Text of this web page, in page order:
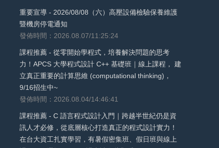
重要宣導 - 2026/08/08（六）高壓設備檢驗保養維護
暨機房停電通知
發佈時間：2026.08.07/11:25:24
課程推薦 - 從零開始學程式，培養解決問題的思考
力！APCS 大學程式設計 C++ 基礎班｜線上課程， 建
立真正重要的計算思維 (computational thinking)，
9/16招生中~
發佈時間：2026.08.04/14:46:41
課程推薦 - C 語言程式設計入門｜跨越半世紀仍是資
訊人才必修，從底層核心打造真正的程式設計實力！
在台大資工扎實學習，有暑假密集班、假日班與線上